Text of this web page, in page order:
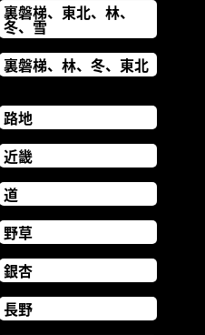
裏磐梯、東北、林、
冬、雪
裏磐梯、林、冬、東北
路地
近畿
道
野草
銀杏
長野